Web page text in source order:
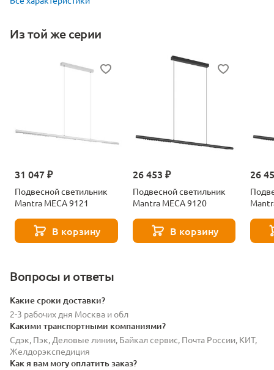
Из той же серии
31 047 ₽
Подвесной светильник
Mantra MECA 9121
В корзину
26 453 ₽
Подвесной светильник
Mantra MECA 9120
В корзину
26
Вопросы и ответы
Какие сроки доставки?
2-3 рабочих дня Москва и обл
Какими транспортными компаниями?
Сдэк, Пэк, Деловые линии, Байкал сервис, Почта России, КИТ,
Желдорэкспедиция
Как я вам могу оплатить заказ?